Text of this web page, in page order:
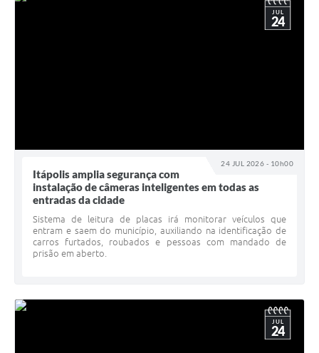
Documentos
Água de Qualidade
24 JUL 2026 - 10h00
JUL
24
Itápolis amplia segurança com
instalação de câmeras inteligentes em todas as
entradas da cidade
Sistema de leitura de placas irá monitorar veículos que
entram e saem do município, auxiliando na identificação de
carros furtados, roubados e pessoas com mandado de
prisão em aberto.
JUL
24